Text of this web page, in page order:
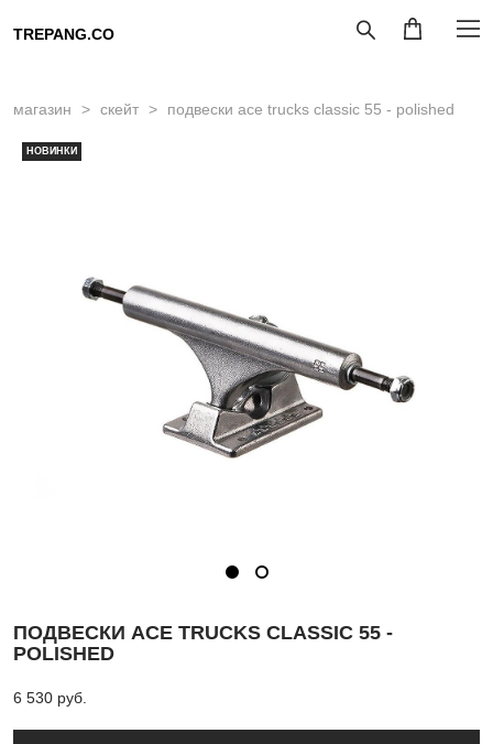
TREPANG.CO
магазин > скейт > подвески ace trucks classic 55 - polished
НОВИНКИ
ПОДВЕСКИ ACE TRUCKS CLASSIC 55 -
POLISHED
6 530 pуб.